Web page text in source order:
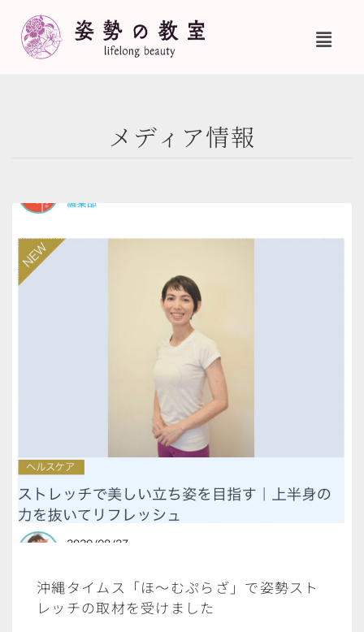
メディア情報
沖縄タイムス「ほ〜むぷらざ」で姿勢スト
レッチの取材を受けました